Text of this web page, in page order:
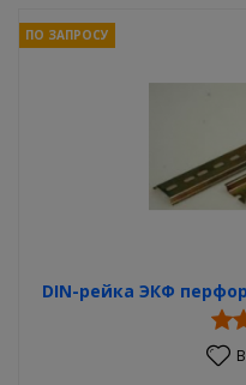
DIN-рейка ЭКФ
ПО ЗАПРОСУ